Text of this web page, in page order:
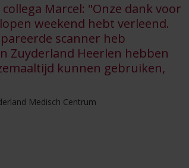
Marcel: "Onze dank voor
weekend hebt verleend.
scanner heb
Zuyderland Heerlen hebben
kunnen gebruiken,
Medisch Centrum